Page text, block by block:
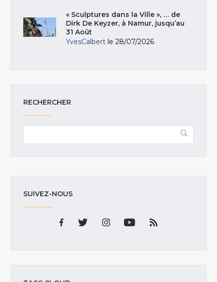
« Sculptures dans la Ville », … de
Dirk De Keyzer, à Namur, jusqu’au
31 Août
YvesCalbert le 28/07/2026
RECHERCHER
SUIVEZ-NOUS